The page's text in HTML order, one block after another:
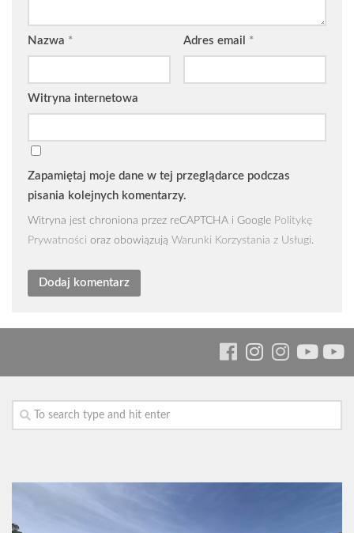
Nazwa * Adres email *
Witryna internetowa
Zapamiętaj moje dane w tej przeglądarce podczas
pisania kolejnych komentarzy.
Witryna jest chroniona przez reCAPTCHA i Google Politykę
Prywatności oraz obowiązują Warunki Korzystania z Usługi.